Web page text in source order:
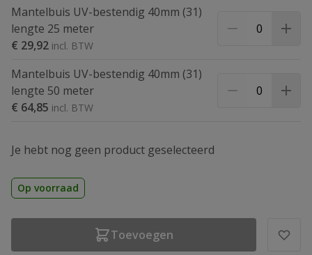
Mantelbuis UV-bestendig 40mm (31)
lengte 25 meter
€ 29,92
Mantelbuis UV-bestendig 40mm (31)
lengte 50 meter
€ 64,85
Je hebt nog geen product geselecteerd
Op voorraad
Toevoegen